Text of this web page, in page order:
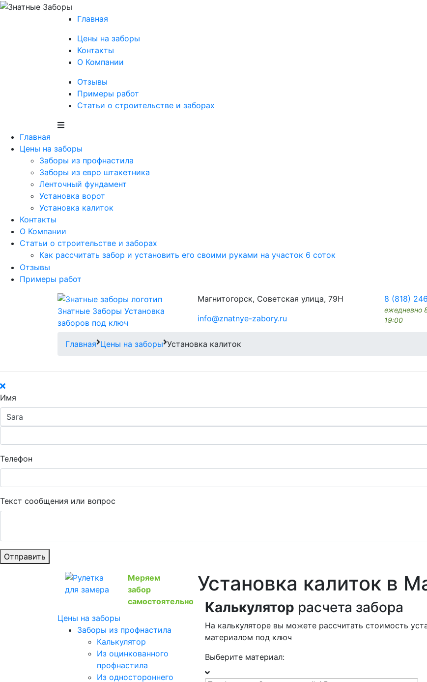
Главная
Цены на заборы
Контакты
О Компании
Отзывы
Примеры работ
Статьи о строительстве и заборах
Главная
Цены на заборы
Заборы из профнастила
Заборы из евро штакетника
Ленточный фундамент
Установка ворот
Установка калиток
Контакты
О Компании
Статьи о строительстве и заборах
Как рассчитать забор и установить его своими руками на участок 6 соток
Отзывы
Примеры работ
Знатные Заборы Установка
заборов под ключ
Магнитогорск, Советская улица, 79Н
info@znatnye-zabory.ru
8 (818)
ежедневно
19:00
Главная Цены на заборы Установка калиток
Имя
Телефон
Текст сообщения или вопрос
Отправить
Меряем
забор
самостоятельно
Цены на заборы
Заборы из профнастила
Калькулятор
Из оцинкованного
профнастила
Из одностороннего
Установка калиток в
Калькулятор расчета забора
На калькуляторе вы можете рассчитать стоимость
материалом под ключ
Выберите материал: